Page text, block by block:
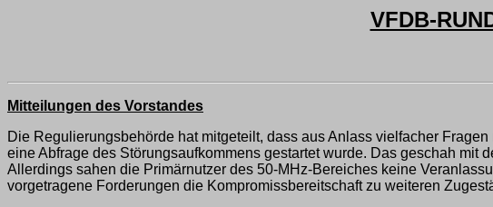
VFDB-
Mitteilungen des Vorstandes
Die Regulierungsbehörde hat mitgeteilt, dass aus Anlass vielfacher
eine Abfrage des Störungsaufkommens gestartet wurde. Das geschah
Allerdings sahen die Primärnutzer des 50-MHz-Bereiches keine
vorgetragene Forderungen die Kompromissbereitschaft zu weiteren